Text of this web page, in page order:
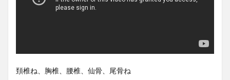
頚椎ね、胸椎、腰椎、仙骨、尾骨ね